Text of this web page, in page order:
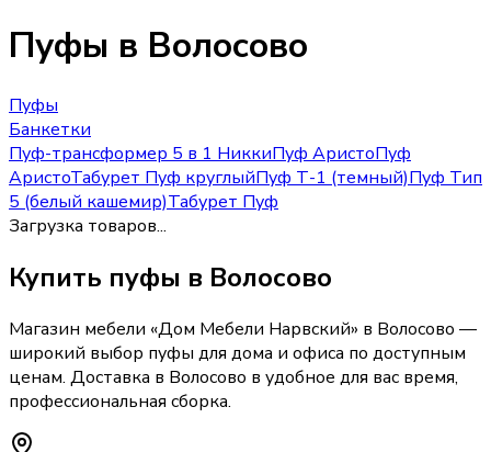
Пуфы в Волосово
Пуфы
Банкетки
Пуф-трансформер 5 в 1 НиккиПуф АристоПуф
АристоТабурет Пуф круглыйПуф Т-1 (темный)Пуф Тип
5 (белый кашемир)Табурет Пуф
Загрузка товаров...
Купить пуфы в Волосово
Магазин мебели «Дом Мебели Нарвский» в Волосово —
широкий выбор пуфы для дома и офиса по доступным
ценам. Доставка в Волосово в удобное для вас время,
профессиональная сборка.